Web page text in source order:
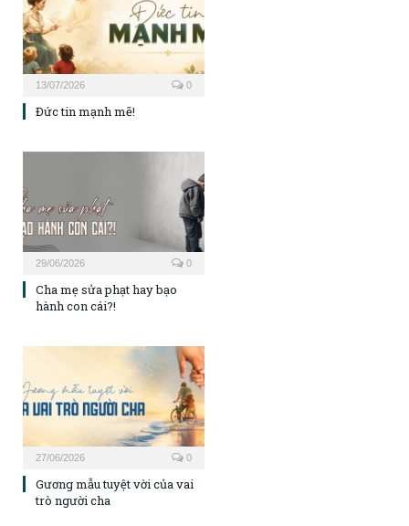
13/07/2026 0
Đức tin mạnh mẽ!
29/06/2026 0
Cha mẹ sửa phạt hay bạo
hành con cái?!
27/06/2026 0
Gương mẫu tuyệt vời của vai
trò người cha